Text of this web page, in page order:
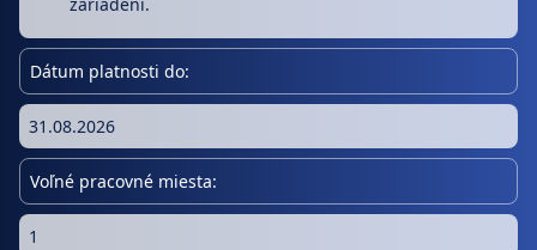
zariadení.
Dátum platnosti do:
31.08.2026
Voľné pracovné miesta:
1